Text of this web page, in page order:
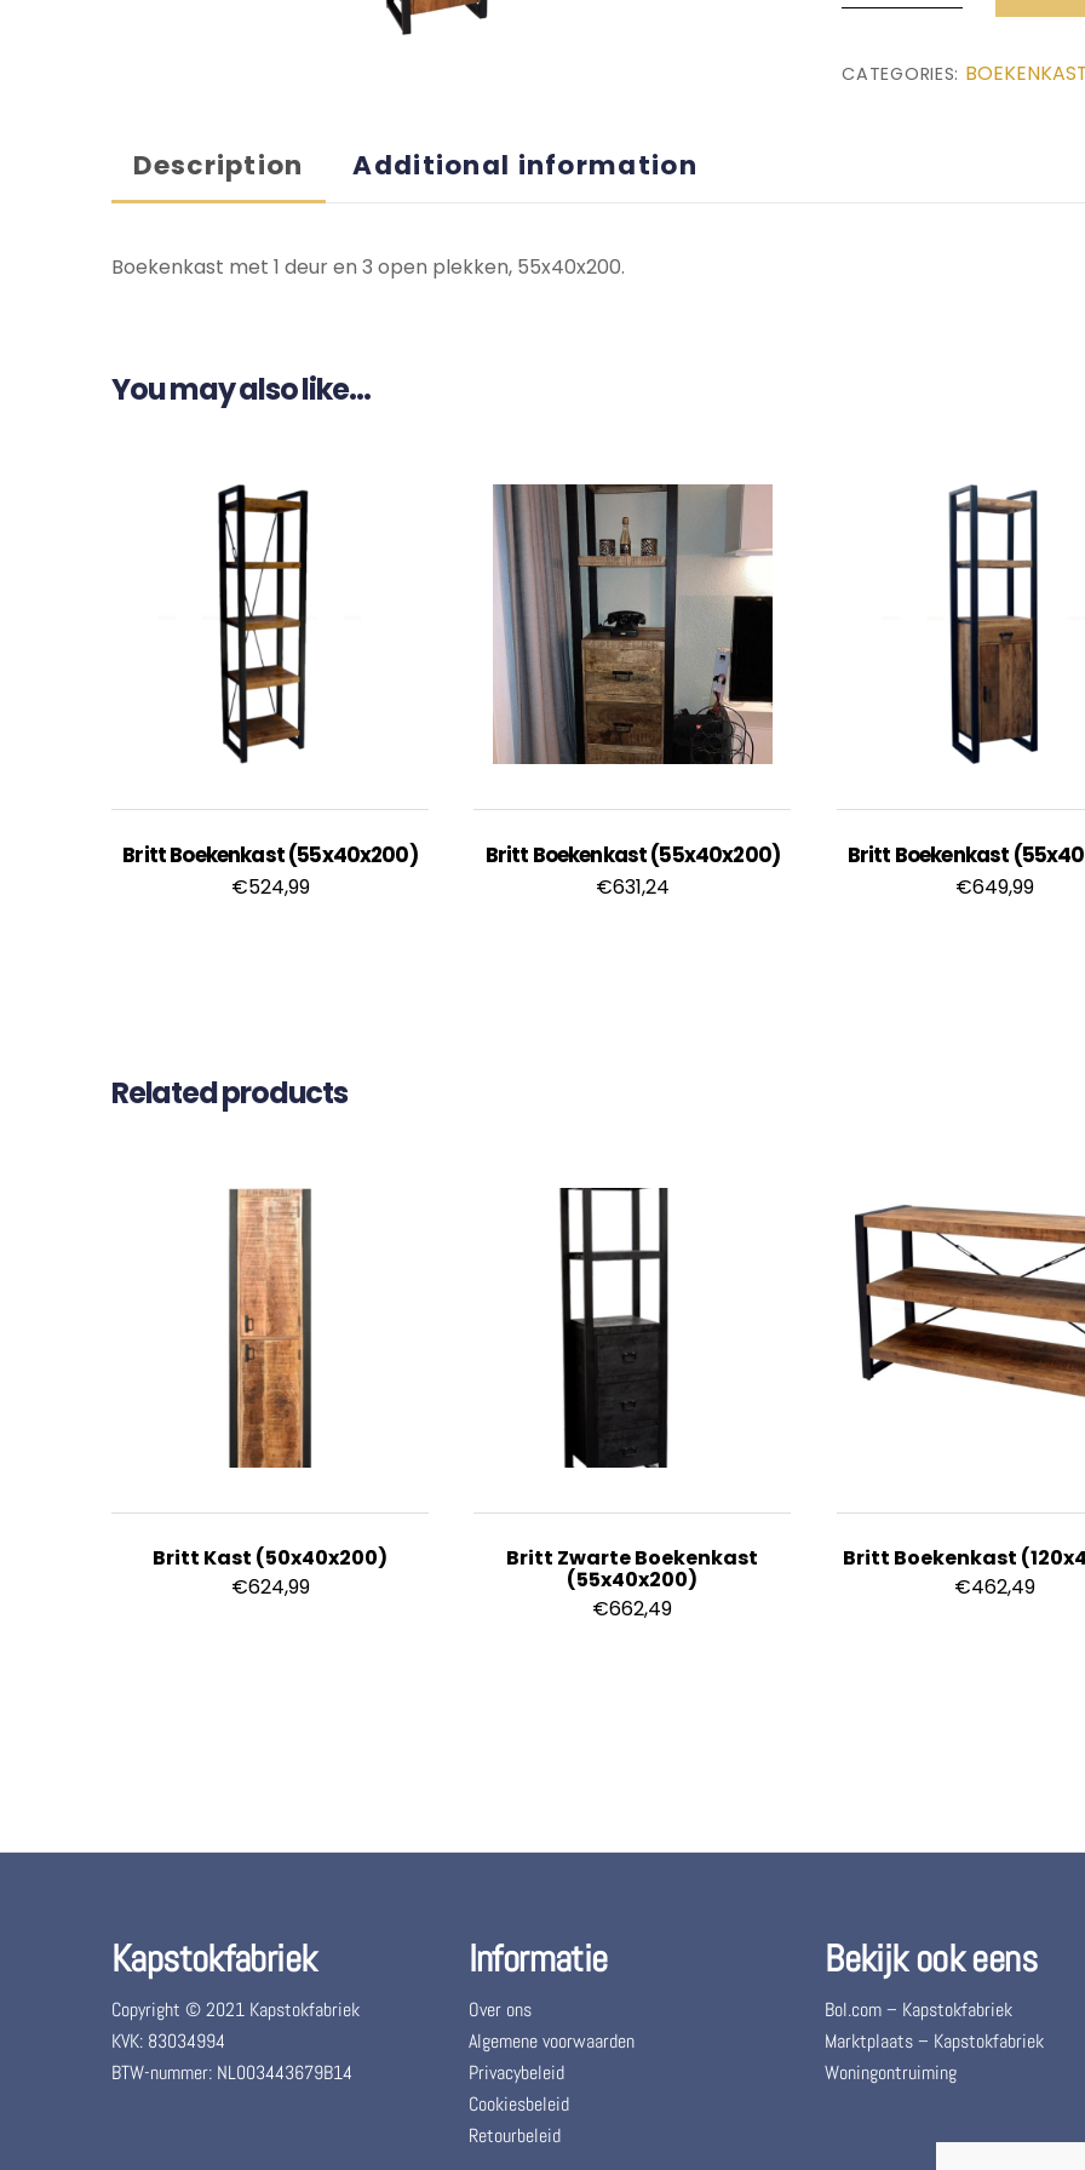
(55x40x200)
CATEGORIES: BOEKENKAST
Description Additional information
Boekenkast met 1 deur en 3 open plekken, 55x40x200.
You may also like…
Britt Boekenkast (55x40x200)
€524,99
Britt Boekenkast (55x40x200)
€631,24
Britt Boekenkast
€649,99
Related products
Britt Kast (50x40x200)
€624,99
Britt Zwarte Boekenkast
(55x40x200)
€662,49
Britt Boekenkast
€462,49
Kapstokfabriek
Copyright © 2021 Kapstokfabriek
KVK: 83034994
BTW-nummer: NL003443679B14
Informatie
Over ons
Algemene voorwaarden
Privacybeleid
Cookiesbeleid
Retourbeleid
Bekijk ook eens
Bol.com – Kapstokfabriek
Marktplaats – Kapstokfabriek
Woningontruiming